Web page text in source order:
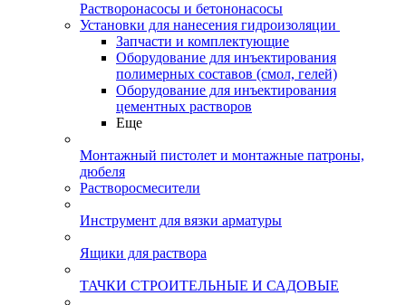
Растворонасосы и бетононасосы
Установки для нанесения гидроизоляции
Запчасти и комплектующие
Оборудование для инъектирования
полимерных составов (смол, гелей)
Оборудование для инъектирования
цементных растворов
Еще
Монтажный пистолет и монтажные патроны,
дюбеля
Растворосмесители
Инструмент для вязки арматуры
Ящики для раствора
ТАЧКИ СТРОИТЕЛЬНЫЕ И САДОВЫЕ